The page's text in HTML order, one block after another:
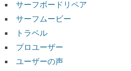
サーフボードリペア
サーフムービー
トラベル
プロユーザー
ユーザーの声